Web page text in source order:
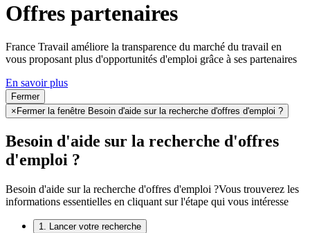
Offres partenaires
France Travail améliore la transparence du marché du travail en
vous proposant plus d'opportunités d'emploi grâce à ses partenaires
En savoir plus
Fermer
× Fermer la fenêtre Besoin d'aide sur la recherche d'offres d'emploi ?
Besoin d'aide sur la recherche d'offres
d'emploi ?
Besoin d'aide sur la recherche d'offres d'emploi ?Vous trouverez les
informations essentielles en cliquant sur l'étape qui vous intéresse
1. Lancer votre recherche